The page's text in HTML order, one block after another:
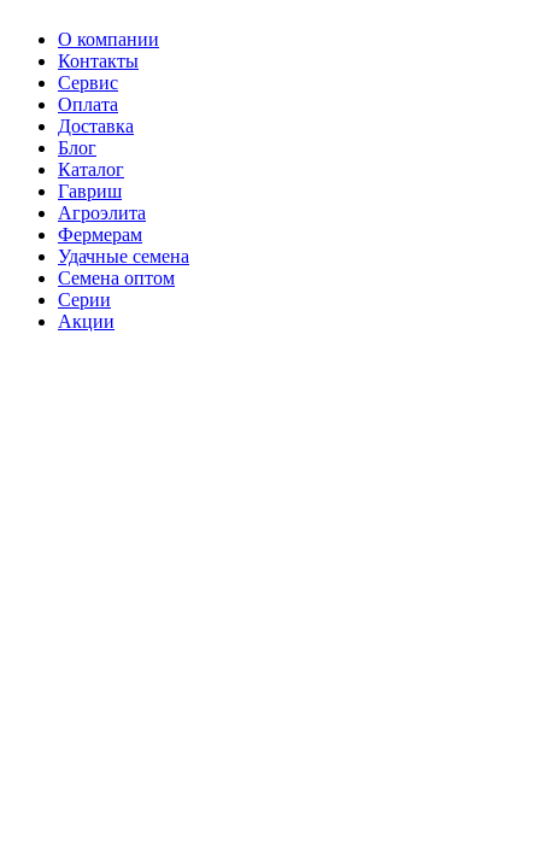
О компании
Контакты
Сервис
Оплата
Доставка
Блог
Каталог
Гавриш
Агроэлита
Фермерам
Удачные семена
Семена оптом
Серии
Акции